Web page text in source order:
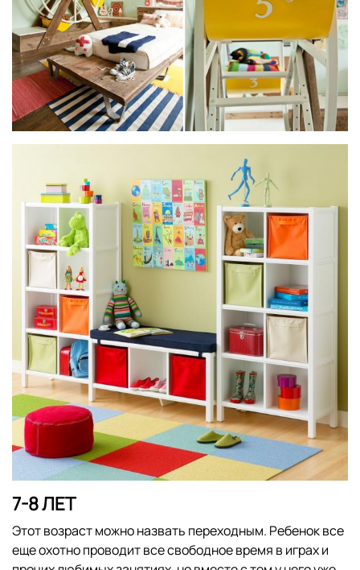
7-8 ЛЕТ
Этот возраст можно назвать переходным. Ребенок все
еще охотно проводит все свободное время в играх и